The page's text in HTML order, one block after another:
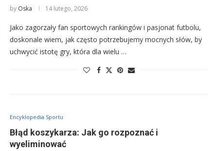
by Oska 14 lutego, 2026
Jako zagorzały fan sportowych rankingów i pasjonat futbolu,
doskonale wiem, jak często potrzebujemy mocnych słów, by
uchwycić istotę gry, która dla wielu …
Encyklopedia Sportu
Błąd koszykarza: Jak go rozpoznać i
wyeliminować